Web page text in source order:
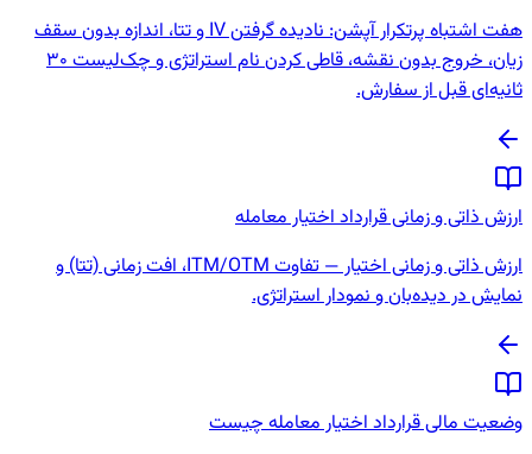
هفت اشتباه پرتکرار آپشن: نادیده گرفتن IV و تتا، اندازه بدون سقف
زیان، خروج بدون نقشه، قاطی کردن نام استراتژی و چک‌لیست 30
ثانیه‌ای قبل از سفارش.
ارزش ذاتی و زمانی قرارداد اختیار معامله
ارزش ذاتی و زمانی اختیار — تفاوت ITM/OTM، افت زمانی (تتا) و
نمایش در دیده‌بان و نمودار استراتژی.
وضعیت مالی قرارداد اختیار معامله چیست